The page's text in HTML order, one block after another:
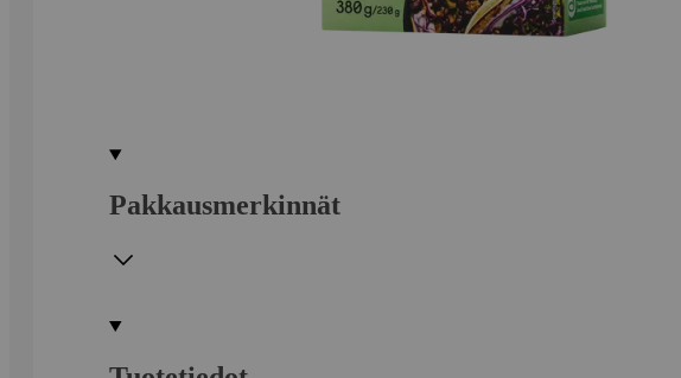
Pakkausmerkinnät